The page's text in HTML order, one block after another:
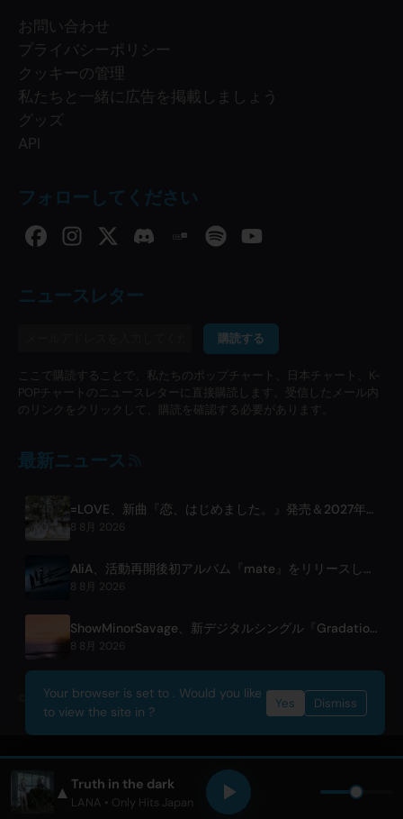
お問い合わせ
プライバシーポリシー
クッキーの管理
私たちと一緒に広告を掲載しましょう
グッズ
API
フォローしてください
ニュースレター
購読する
ここで購読することで、私たちのポップチャート、日本チャート、K-
POPチャートのニュースレターに直接購読します。受信したメール内
のリンクをクリックして、購読を確認する必要があります。
最新ニュース
=LOVE、新曲『恋、はじめました。』発売＆2027年東京ドーム公演を発表
8 8月 2026
AliA、活動再開後初アルバム『mate』をリリースし、東京ライブを発表
8 8月 2026
ShowMinorSavage、新デジタルシングル『Gradation』を発表
8 8月 2026
© 2026 OnlyHit. All rights reserved. - Metadata provided byACRCloud
▲ Truth in the dark
LANA • Only Hits Japan
Your browser is set to . Would you like
to view the site in ?
Yes Dismiss